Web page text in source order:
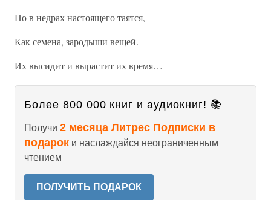
Но в недрах настоящего таятся,
Как семена, зародыши вещей.
Их высидит и вырастит их время…
Более 800 000 книг и аудиокниг! 📚
Получи 2 месяца Литрес Подписки в
подарок и наслаждайся неограниченным
чтением
ПОЛУЧИТЬ ПОДАРОК